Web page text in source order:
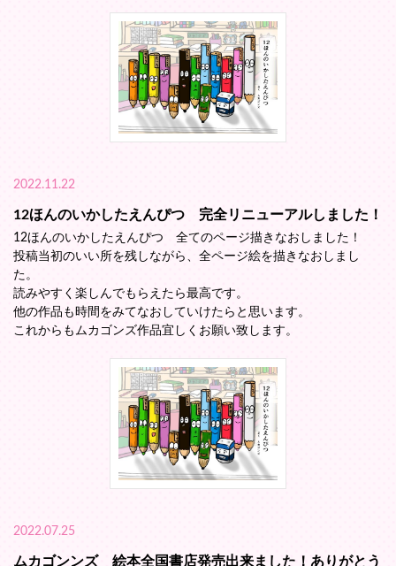
2022.11.22
12ほんのいかしたえんぴつ 完全リニューアルしました！
12ほんのいかしたえんぴつ 全てのページ描きなおしました！
投稿当初のいい所を残しながら、全ページ絵を描きなおしまし
た。
読みやすく楽しんでもらえたら最高です。
他の作品も時間をみてなおしていけたらと思います。
これからもムカゴンズ作品宜しくお願い致します。
2022.07.25
ムカゴンンズ 絵本全国書店発売出来ました！ありがとう